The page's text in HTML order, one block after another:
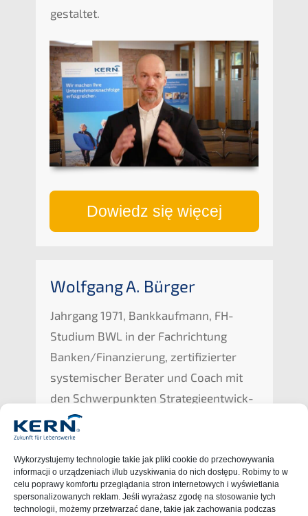
Wykor­zys­tu­je­my techno­lo­gie takie jak pliki cookie do przecho­wy­wa­nia
infor­mac­ji o urząd­ze­niach i/lub uzyski­wa­nia do nich dostę­pu. Robimy to w
celu popra­wy komfor­tu przeglą­da­nia stron inter­neto­wych i wyświet­la­nia
sperso­na­lizowanych reklam. Jeśli wyrażasz zgodę na stoso­wa­nie tych
techno­lo­gii, możemy przet­warzać dane, takie jak zacho­wa­nia podcz­as
Wolfgang A. Bürger
Jahrgang 1971, Bankkauf­mann, FH-
Studi­um BWL in der Fachrich­tung
Banken/Finanzierung, zerti­fi­zier­ter
syste­mi­scher Berater und Coach mit
den Schwer­punk­ten Strate­gie­ent­wick­
lung, Change-Manage­ment und
Nachfolgeprozesse.
gestaltet.
Dowiedz się więcej